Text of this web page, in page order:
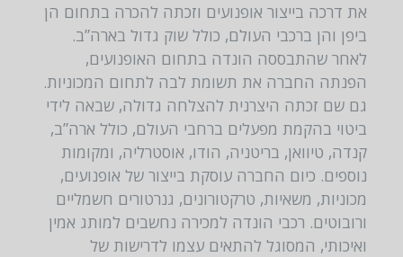
את דרכה בייצור אופנועים וזכתה להכרה בתחום הן
ביפן והן ברכבי העולם, כולל שוק גדול בארה”ב.
לאחר שהתבססה הונדה בתחום האופנועים,
הפנתה החברה את תשומת לבה לתחום המכוניות.
גם שם זכתה היצרנית להצלחה גדולה, שבאה לידי
ביטוי בהקמת מפעלים ברחבי העולם, כולל ארה”ב,
קנדה, טיוואן, בריטניה, הודו, אוסטרליה, ומקומות
נוספים. כיום החברה עוסקת בייצור של אופנועים,
מכוניות, משאיות, טרקטורונים, גנרטורים חשמליים
ורובוטים. רכבי הונדה למכירה נחשבים למותג אמין
ואיכותי, המסוגל להתאים עצמו לדרישות של